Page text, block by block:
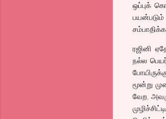
ஒப்புக்
ரஜினி
நல்ல
மூன்று
வேற.